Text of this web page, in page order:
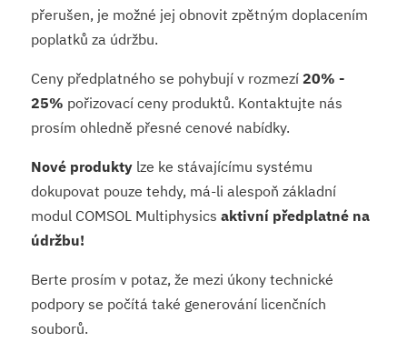
přerušen, je možné jej obnovit zpětným doplacením
poplatků za údržbu.
Ceny předplatného se pohybují v rozmezí20% -
25% pořizovací ceny produktů. Kontaktujte nás
prosím ohledně přesné cenové nabídky.
Nové produkty lze ke stávajícímu systému
dokupovat pouze tehdy, má-li alespoň základní
modul COMSOL Multiphysicsaktivní předplatné na
údržbu!
Berte prosím v potaz, že mezi úkony technické
podpory se počítá také generování licenčních
souborů.